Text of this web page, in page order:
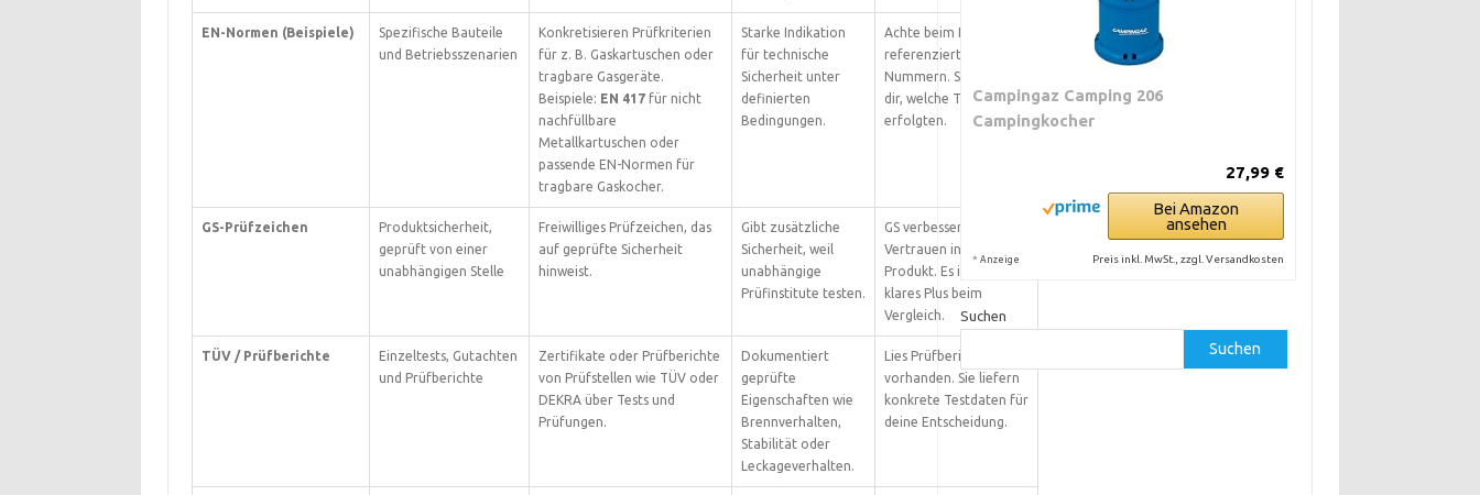
EN-Normen (Beispiele)
Spezifische Bauteile
und Betriebsszenarien
Konkretisieren Prüfkriterien
für z. B. Gaskartuschen oder
tragbare Gasgeräte.
Beispiele: EN 417für nicht
nachfüllbare
Metallkartuschen oder
passende EN-Normen für
tragbare Gaskocher.
Starke Indikation
für technische
Sicherheit unter
definierten
Bedingungen.
Achte beim Kauf auf
referenzierte EN-
Nummern. Sie sagen
dir, welche Tests
erfolgten.
GS-Prüfzeichen
Produktsicherheit,
geprüft von einer
unabhängigen Stelle
Freiwilliges Prüfzeichen, das
auf geprüfte Sicherheit
hinweist.
Gibt zusätzliche
Sicherheit, weil
unabhängige
Prüfinstitute testen.
GS verbessert das
Vertrauen in ein
Produkt. Es ist ein
klares Plus beim
Vergleich.
TÜV / Prüfberichte
Einzeltests, Gutachten
und Prüfberichte
Zertifikate oder Prüfberichte
von Prüfstellen wie TÜV oder
DEKRA über Tests und
Prüfungen.
Dokumentiert
geprüfte
Eigenschaften wie
Brennverhalten,
Stabilität oder
Leckageverhalten.
Lies Prüfberichte, wenn
vorhanden. Sie liefern
konkrete Testdaten für
deine Entscheidung.
Campingaz Camping 206
Campingkocher
27,99 €
Bei Amazon
ansehen
* Anzeige Preis inkl. MwSt., zzgl. Versandkosten
Suchen
Suchen